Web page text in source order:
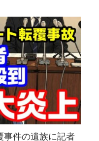
事件の遺族に記者